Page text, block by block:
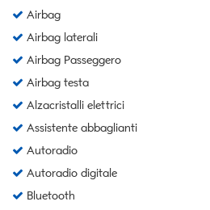
Airbag
Airbag laterali
Airbag Passeggero
Airbag testa
Alzacristalli elettrici
Assistente abbaglianti
Autoradio
Autoradio digitale
Bluetooth